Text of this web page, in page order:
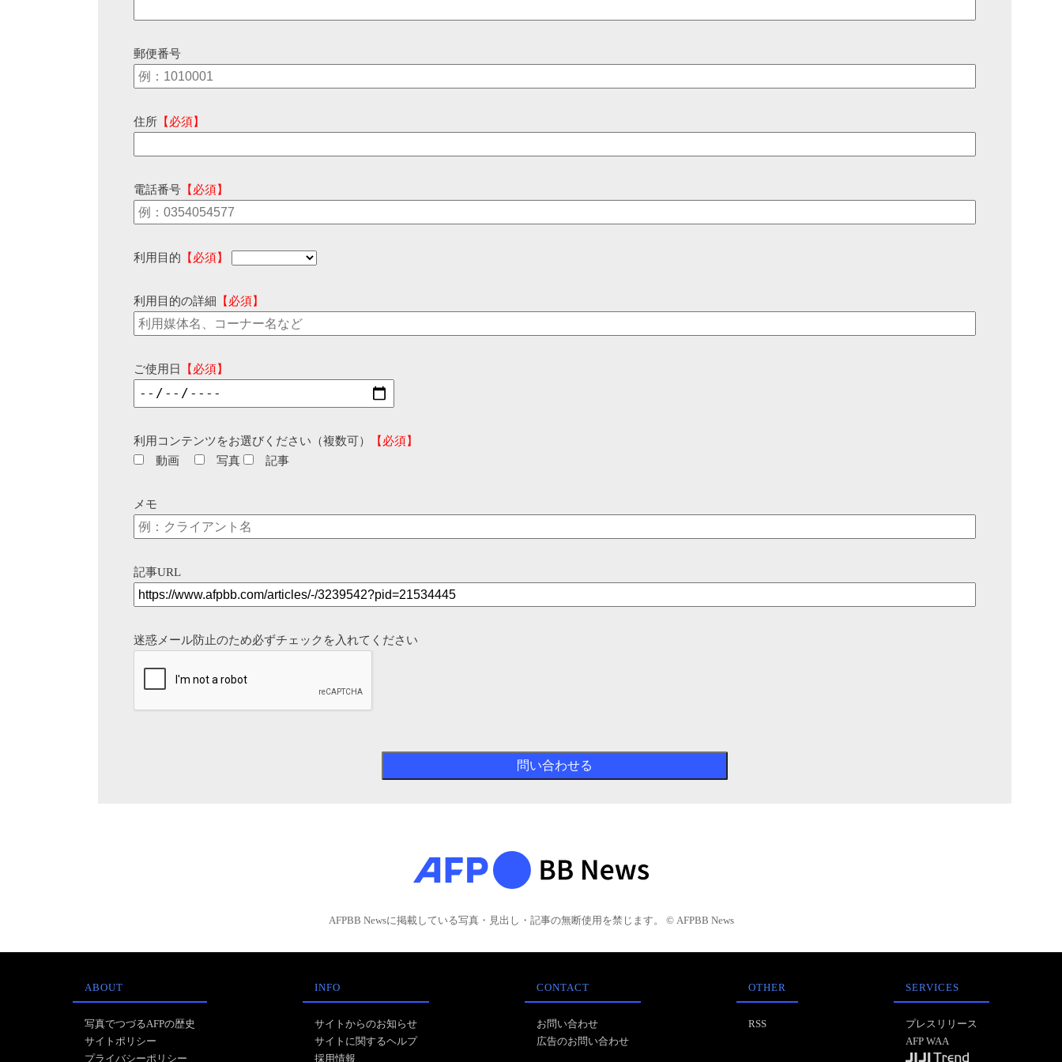
郵便番号
住所 【必須】
電話番号 【必須】
利用目的 【必須】
利用目的の詳細 【必須】
ご使用日 【必須】
利用コンテンツをお選びください（複数可）
【必須】
動画
写真 記事
メモ
記事URL
迷惑メール防止のため必ずチェックを入れてください
AFPBB Newsに掲載している写真・見出し・記事の無断使用を禁じます。 © AFPBB News
ABOUT
写真でつづるAFPの歴史
サイトポリシー
プライバシーポリシー
INFO
サイトからのお知らせ
サイトに関するヘルプ
採用情報
CONTACT
お問い合わせ
広告のお問い合わせ
OTHER
RSS
SERVICES
プレスリリース
AFP WAA